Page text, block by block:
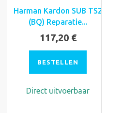
Harman Kardon SUB TS2
(BQ) Reparatie...
117,20 €
BESTELLEN
Direct uitvoerbaar